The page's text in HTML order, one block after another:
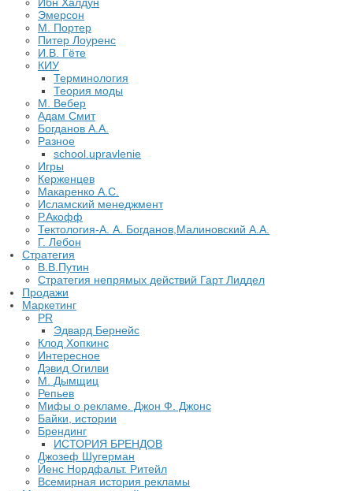
Эмерсон
М. Портер
Питер Лоуренс
И.В. Гёте
КИУ
Терминология
Теория моды
М. Вебер
Адам Смит
Богданов А.А.
Разное
school.upravlenie
Игры
Керженцев
Макаренко А.С.
Исламский менеджмент
Р.Акофф
Тектология-А. А. Богданов,Малиновский А.А.
​Г. Лебон
Стратегия
В.В.Путин
​Стратегия непрямых действий Гарт Лиддел
Продажи
Маркетинг
PR
Эдвард Бернейс
Клод Хопкинс
Интересное
Дэвид Огилви
М. Дымщиц
Репьев
Мифы о рекламе. Джон Ф. Джонс
Байки, истории
Брендинг
ИСТОРИЯ БРЕНДОВ
Джозеф Шугерман
​Йенс Нордфальт. Ритейл
Всемирная история рекламы